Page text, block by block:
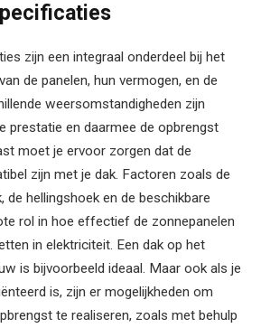
zijn een integraal onderdeel bij het
de panelen, hun vermogen, en de
weersomstandigheden zijn
prestatie en daarmee de opbrengst
moet je ervoor zorgen dat de
zijn met je dak. Factoren zoals de
de hellingshoek en de beschikbare
rol in hoe effectief de zonnepanelen
in elektriciteit. Een dak op het
is bijvoorbeeld ideaal. Maar ook als je
is, zijn er mogelijkheden om
te realiseren, zoals met behulp